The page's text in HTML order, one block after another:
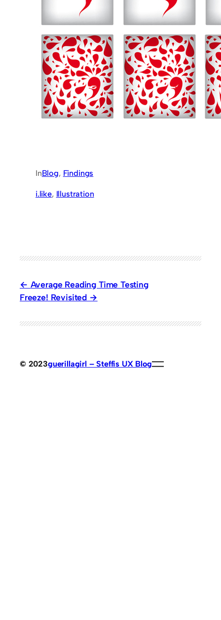
InBlog, Findings
i.like, Illustration
Average Reading Time Testing
Freeze! Revisited
© 2023guerillagirl – Steffis UX Blog